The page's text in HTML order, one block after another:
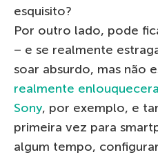
esquisito?
Por outro lado, pode
– e se realmente
soar absurdo, mas não
realmente
Sony, por exemplo, e
primeira vez para
algum tempo,